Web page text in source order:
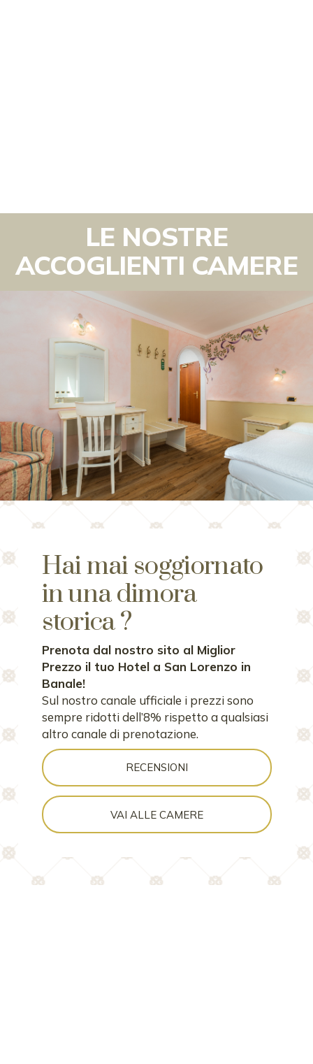
LE NOSTRE
ACCOGLIENTI CAMERE
Hai mai soggiornato
in una dimora
storica ?
Prenota dal nostro sito al Miglior
Prezzo il tuo Hotel a San Lorenzo in
Banale!
Sul nostro canale ufficiale i prezzi sono
sempre ridotti dell’8% rispetto a qualsiasi
altro canale di prenotazione.
RECENSIONI
VAI ALLE CAMERE